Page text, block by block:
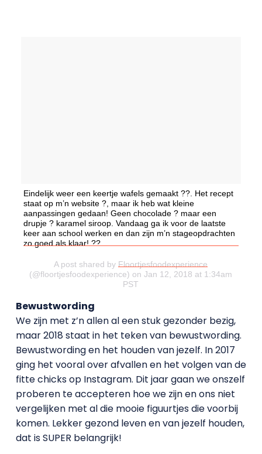
Eindelijk weer een keertje wafels gemaakt ??. Het recept
staat op m’n website ?, maar ik heb wat kleine
aanpassingen gedaan! Geen chocolade ? maar een
drupje ? karamel siroop. Vandaag ga ik voor de laatste
keer aan school werken en dan zijn m’n stageopdrachten
zo goed als klaar! ??
A post shared by Floortjesfoodexperience
(@floortjesfoodexperience) on Jan 12, 2018 at 1:34am
PST
Bewustwording
We zijn met z’n allen al een stuk gezonder bezig,
maar 2018 staat in het teken van bewustwording.
Bewustwording en het houden van jezelf. In 2017
ging het vooral over afvallen en het volgen van de
fitte chicks op Instagram. Dit jaar gaan we onszelf
proberen te accepteren hoe we zijn en ons niet
vergelijken met al die mooie figuurtjes die voorbij
komen. Lekker gezond leven en van jezelf houden,
dat is SUPER belangrijk!